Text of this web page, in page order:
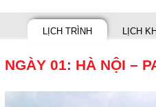
LỊCH TRÌNH LỊCH
NGÀY 01: HÀ NỘI –